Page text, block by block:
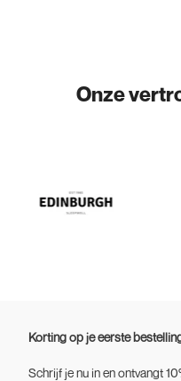
Onze
Korting op je eerste
Schrijf je nu in en ontvangt